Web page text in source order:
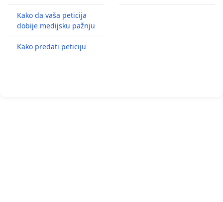
Kako da vaša peticija
dobije medijsku pažnju
Kako predati peticiju